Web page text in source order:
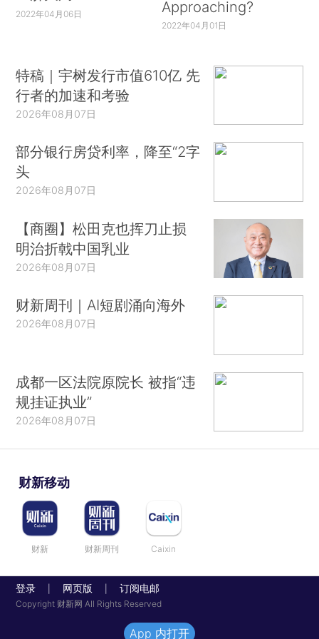
2022年04月06日 Approaching?
2022年04月01日
特稿｜宇树发行市值610亿 先
行者的加速和考验
2026年08月07日
部分银行房贷利率，降至“2字
头
2026年08月07日
【商圈】松田克也挥刀止损
明治折戟中国乳业
2026年08月07日
财新周刊｜AI短剧涌向海外
2026年08月07日
成都一区法院原院长 被指“违
规挂证执业”
2026年08月07日
财新移动
财新 财新周刊 Caixin
登录 网页版 订阅电邮
Copyright 财新网 All Rights Reserved
App 内打开